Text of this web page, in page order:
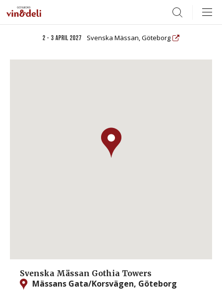
2 - 3 april 2027 Svenska Mässan, Göteborg
Search
Svenska Mässan Gothia Towers
Mässans Gata/Korsvägen, Göteborg